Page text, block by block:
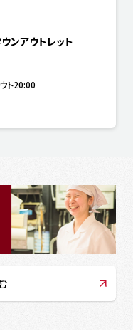
ンアウトレット
ト20:00